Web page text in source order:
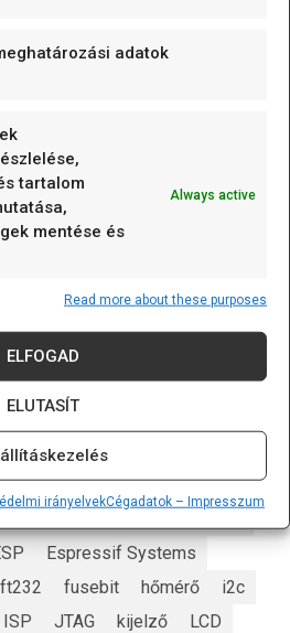
adatok
tartalom
mentése és
Always active
Read more about these purposes
ELFOGAD
ELUTASÍT
irányelvekCégadatok – Impresszum
hőmérő (0...600C;
(EM4305/T5577 írható)
kulcstartó (EM4305/T5577
Arduino nap
AVR
biztosíték
Espressif Systems
ft232 fusebit hőmérő
i2c
ISP JTAG kijelző
LCD